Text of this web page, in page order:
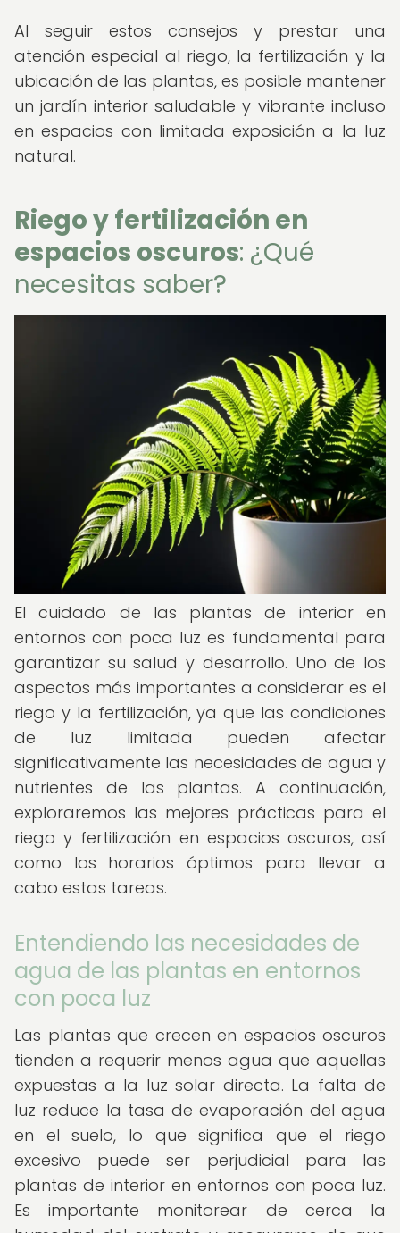
Al seguir estos consejos y prestar una
atención especial al riego, la fertilización y la
ubicación de las plantas, es posible mantener
un jardín interior saludable y vibrante incluso
en espacios con limitada exposición a la luz
natural.
Riego y fertilización en
espacios oscuros: ¿Qué
necesitas saber?
El cuidado de las plantas de interior en
entornos con poca luz es fundamental para
garantizar su salud y desarrollo. Uno de los
aspectos más importantes a considerar es el
riego y la fertilización, ya que las condiciones
de luz limitada pueden afectar
significativamente las necesidades de agua y
nutrientes de las plantas. A continuación,
exploraremos las mejores prácticas para el
riego y fertilización en espacios oscuros, así
como los horarios óptimos para llevar a
cabo estas tareas.
Entendiendo las necesidades de
agua de las plantas en entornos
con poca luz
Las plantas que crecen en espacios oscuros
tienden a requerir menos agua que aquellas
expuestas a la luz solar directa. La falta de
luz reduce la tasa de evaporación del agua
en el suelo, lo que significa que el riego
excesivo puede ser perjudicial para las
plantas de interior en entornos con poca luz.
Es importante monitorear de cerca la